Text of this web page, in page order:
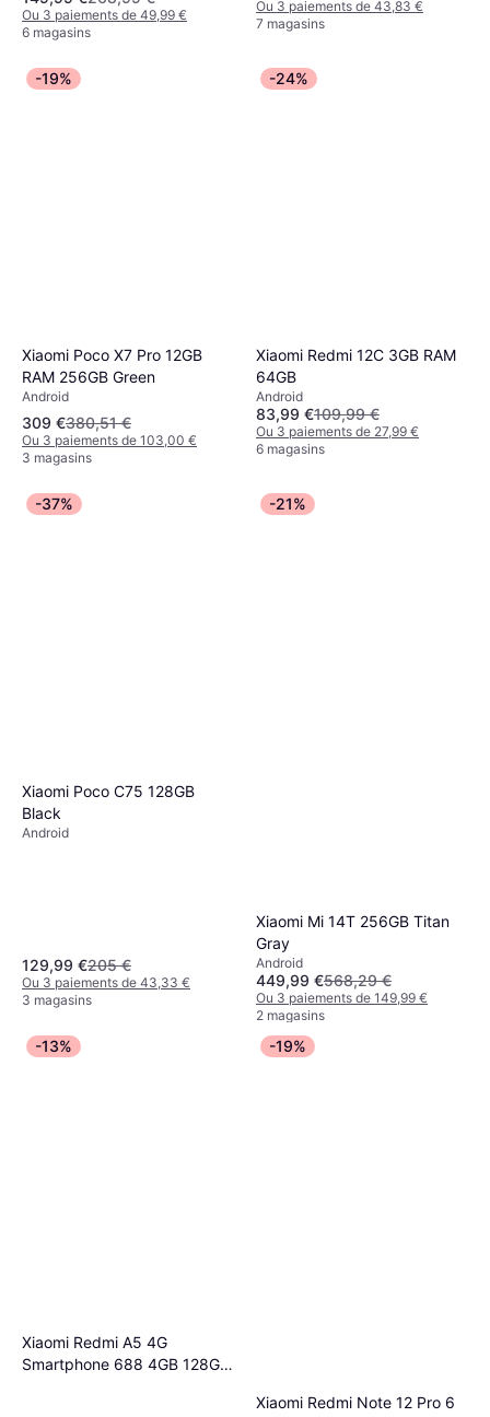
Ou 3 paiements de 49,99 €
6 magasins
Ou 3 paiements de 43,83 €
7 magasins
-19%
Xiaomi Poco X7 Pro 12GB
RAM 256GB Green
Android
309 €380,51 €
Ou 3 paiements de 103,00 €
3 magasins
-24%
Xiaomi Redmi 12C 3GB RAM
64GB
Android
83,99 €109,99 €
Ou 3 paiements de 27,99 €
6 magasins
-37%
Xiaomi Poco C75 128GB
Black
Android
129,99 €205 €
Ou 3 paiements de 43,33 €
3 magasins
-21%
Xiaomi Mi 14T 256GB Titan
Gray
Android
449,99 €568,29 €
Ou 3 paiements de 149,99 €
2 magasins
-13%
Xiaomi Redmi A5 4G
Smartphone 688 4GB 128GB
-19%
Xiaomi Redmi Note 12 Pro 6